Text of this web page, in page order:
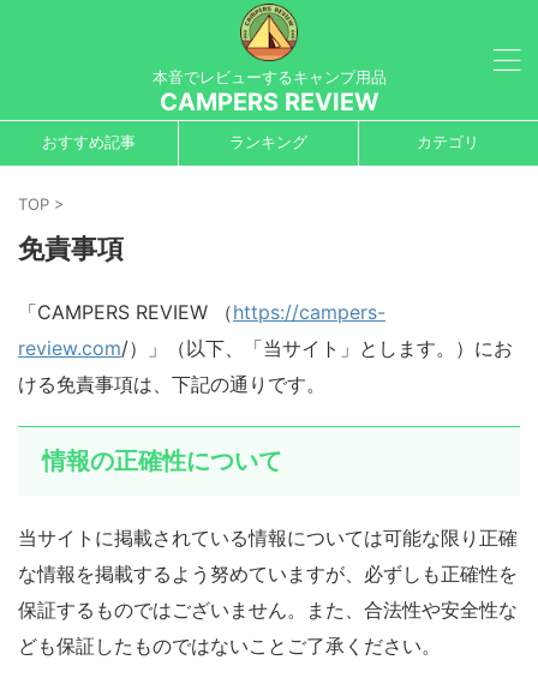
本音でレビューするキャンプ用品
CAMPERS REVIEW
おすすめ記事 ランキング カテゴリ
TOP >
免責事項
「CAMPERS REVIEW （https://campers-
review.com/）」（以下、「当サイト」とします。）にお
ける免責事項は、下記の通りです。
情報の正確性について
当サイトに掲載されている情報については可能な限り正確
な情報を掲載するよう努めていますが、必ずしも正確性を
保証するものではございません。また、合法性や安全性な
ども保証したものではないことご了承ください。